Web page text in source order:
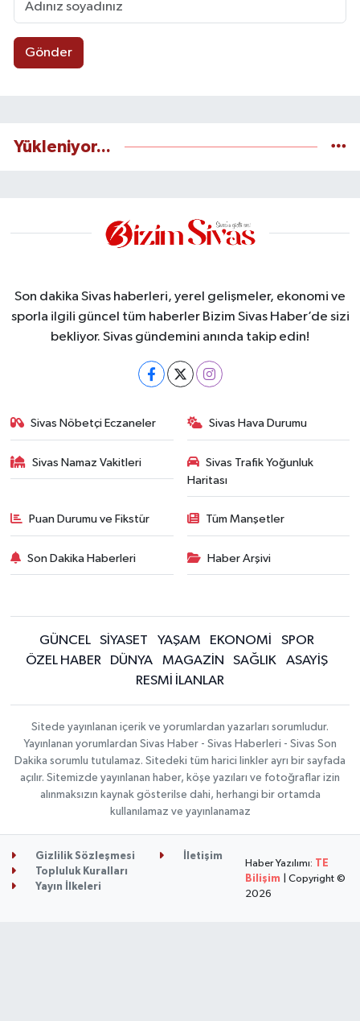
Gönder
Yükleniyor...
Son dakika Sivas haberleri, yerel gelişmeler, ekonomi ve
sporla ilgili güncel tüm haberler Bizim Sivas Haber’de sizi
bekliyor. Sivas gündemini anında takip edin!
Sivas Nöbetçi Eczaneler Sivas Hava Durumu
Sivas Namaz Vakitleri
Sivas Trafik Yoğunluk
Haritası
Puan Durumu ve Fikstür Tüm Manşetler
Son Dakika Haberleri Haber Arşivi
GÜNCEL SİYASET YAŞAM EKONOMİ
SPOR
ÖZEL HABER
DÜNYA MAGAZİN SAĞLIK
ASAYİŞ
RESMİ İLANLAR
Sitede yayınlanan içerik ve yorumlardan yazarları sorumludur.
Yayınlanan yorumlardan Sivas Haber - Sivas Haberleri - Sivas Son
Dakika sorumlu tutulamaz. Sitedeki tüm harici linkler ayrı bir sayfada
açılır. Sitemizde yayınlanan haber, köşe yazıları ve fotoğraflar izin
alınmaksızın kaynak gösterilse dahi, herhangi bir ortamda
kullanılamaz ve yayınlanamaz
Gizlilik Sözleşmesi
İletişim
Topluluk Kuralları
Yayın İlkeleri
Haber Yazılımı: TE
Bilişim | Copyright ©
2026